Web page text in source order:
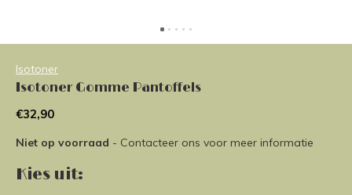
Isotoner
Isotoner Gomme Pantoffels
€32,90
Niet op voorraad - Contacteer ons voor meer informatie
Kies uit: